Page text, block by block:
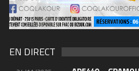
EN DIRECT